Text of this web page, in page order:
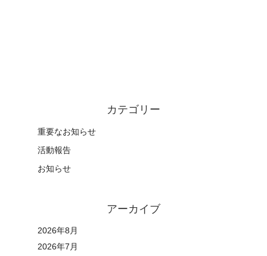
カテゴリー
重要なお知らせ
活動報告
お知らせ
アーカイブ
2026年8月
2026年7月